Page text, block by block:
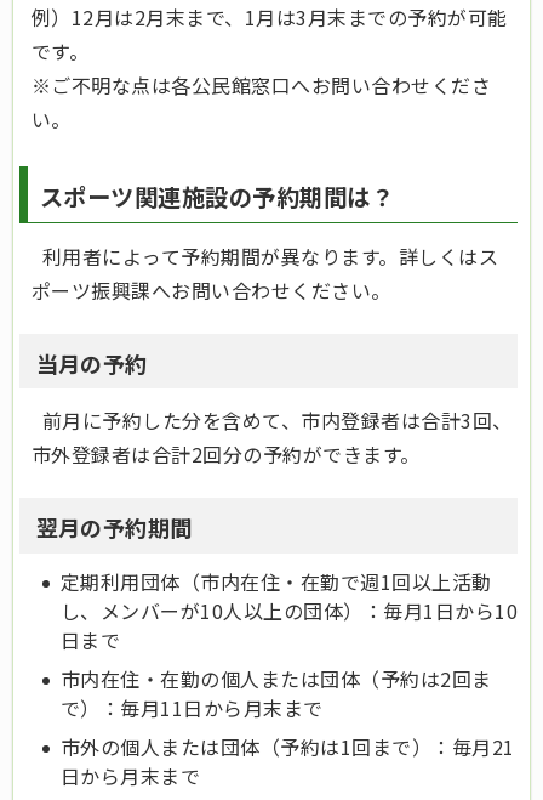
例）12月は2月末まで、1月は3月末までの予約が可能
です。
※ご不明な点は各公民館窓口へお問い合わせくださ
い。
スポーツ関連施設の予約期間は？
利用者によって予約期間が異なります。詳しくはス
ポーツ振興課へお問い合わせください。
当月の予約
前月に予約した分を含めて、市内登録者は合計3回、
市外登録者は合計2回分の予約ができます。
翌月の予約期間
定期利用団体（市内在住・在勤で週1回以上活動
し、メンバーが10人以上の団体）： 毎月1日から10
日まで
市内在住・在勤の個人または団体（予約は2回ま
で）： 毎月11日から月末まで
市外の個人または団体（予約は1回まで）： 毎月21
日から月末まで